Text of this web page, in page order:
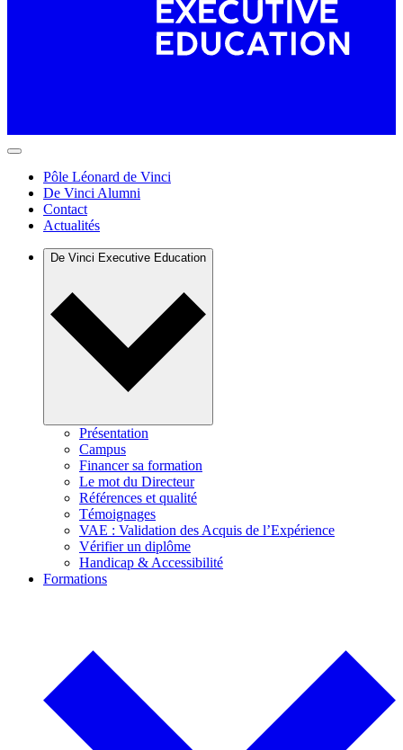
Pôle Léonard de Vinci
De Vinci Alumni
Contact
Actualités
De Vinci Executive Education
Présentation
Campus
Financer sa formation
Le mot du Directeur
Références et qualité
Témoignages
VAE : Validation des Acquis de l’Expérience
Vérifier un diplôme
Handicap & Accessibilité
Formations